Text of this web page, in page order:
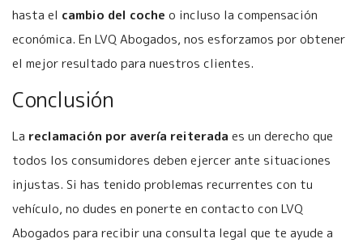
hasta el cambio del coche o incluso la compensación
económica. En LVQ Abogados, nos esforzamos por obtener
el mejor resultado para nuestros clientes.
Conclusión
La reclamación por avería reiterada es un derecho que
todos los consumidores deben ejercer ante situaciones
injustas. Si has tenido problemas recurrentes con tu
vehículo, no dudes en ponerte en contacto con LVQ
Abogados para recibir una consulta legal que te ayude a